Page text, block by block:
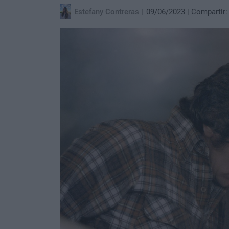
Estefany Contreras 09/06/2023